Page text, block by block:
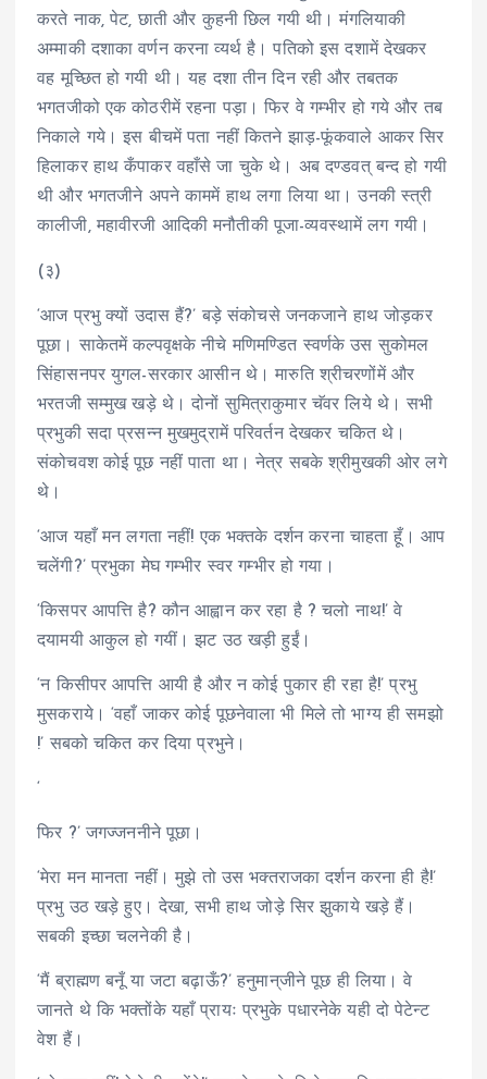
करते नाक, पेट, छाती और कुहनी छिल गयी थी। मंगलियाकी
अम्माकी दशाका वर्णन करना व्यर्थ है। पतिको इस दशामें देखकर
वह मूच्छित हो गयी थी। यह दशा तीन दिन रही और तबतक
भगतजीको एक कोठरीमें रहना पड़ा। फिर वे गम्भीर हो गये और तब
निकाले गये। इस बीचमें पता नहीं कितने झाड़-फूंकवाले आकर सिर
हिलाकर हाथ कँपाकर वहाँसे जा चुके थे। अब दण्डवत् बन्द हो गयी
थी और भगतजीने अपने काममें हाथ लगा लिया था। उनकी स्त्री
कालीजी, महावीरजी आदिकी मनौतीकी पूजा-व्यवस्थामें लग गयी।
(३)
‘आज प्रभु क्यों उदास हैं?’ बड़े संकोचसे जनकजाने हाथ जोड़कर
पूछा। साकेतमें कल्पवृक्षके नीचे मणिमण्डित स्वर्णके उस सुकोमल
सिंहासनपर युगल-सरकार आसीन थे। मारुति श्रीचरणोंमें और
भरतजी सम्मुख खड़े थे। दोनों सुमित्राकुमार चॅवर लिये थे। सभी
प्रभुकी सदा प्रसन्न मुखमुद्रामें परिवर्तन देखकर चकित थे।
संकोचवश कोई पूछ नहीं पाता था। नेत्र सबके श्रीमुखकी ओर लगे
थे।
‘आज यहाँ मन लगता नहीं! एक भक्तके दर्शन करना चाहता हूँ। आप
चलेंगी?’ प्रभुका मेघ गम्भीर स्वर गम्भीर हो गया।
‘किसपर आपत्ति है? कौन आह्वान कर रहा है ? चलो नाथ!’ वे
दयामयी आकुल हो गयीं। झट उठ खड़ी हुईं।
‘न किसीपर आपत्ति आयी है और न कोई पुकार ही रहा है!’ प्रभु
मुसकराये। ‘वहाँ जाकर कोई पूछनेवाला भी मिले तो भाग्य ही समझो
!’ सबको चकित कर दिया प्रभुने।
‘
फिर ?’ जगज्जननीने पूछा।
‘मेरा मन मानता नहीं। मुझे तो उस भक्तराजका दर्शन करना ही है!’
प्रभु उठ खड़े हुए। देखा, सभी हाथ जोड़े सिर झुकाये खड़े हैं।
सबकी इच्छा चलनेकी है।
‘मैं ब्राह्मण बनूँ या जटा बढ़ाऊँ?’ हनुमान्‌जीने पूछ ही लिया। वे
जानते थे कि भक्तोंके यहाँ प्रायः प्रभुके पधारनेके यही दो पेटेन्ट
वेश हैं।